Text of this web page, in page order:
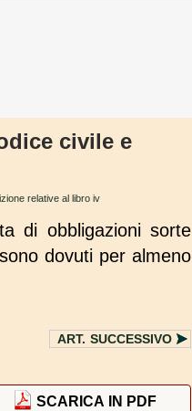
civile e
relative al libro iv
di obbligazioni sorte
dovuti per almeno
ART. SUCCESSIVO
SCARICA IN PDF